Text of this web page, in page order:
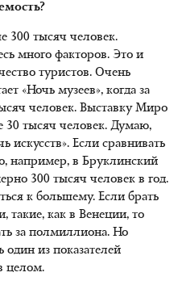
тысяч человек.
много факторов. Это и
туристов. Очень
«Ночь музеев», когда за
человек. Выставку Миро
30 тысяч человек. Думаю,
искусств». Если сравнивать
например, в Бруклинский
300 тысяч человек в год.
к большему. Если брать
как в Венеции, то
за полмиллиона. Но
из показателей
целом.